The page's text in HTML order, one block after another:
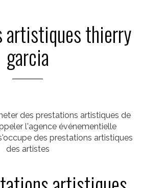
artistiques thierry
garcia
des prestations artistiques de
l'agence événementielle
des prestations artistiques
des artistes